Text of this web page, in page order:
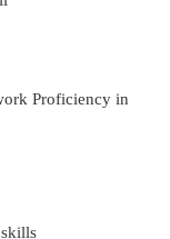
Proficiency in